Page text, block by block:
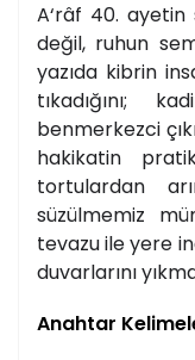
A‘râf 40.
değil, ruhun
yazıda kibrin
tıkadığını;
benmerkezci
hakikatin
tortulardan
süzülmemiz
tevazu ile yere
duvarlarını
Anahtar